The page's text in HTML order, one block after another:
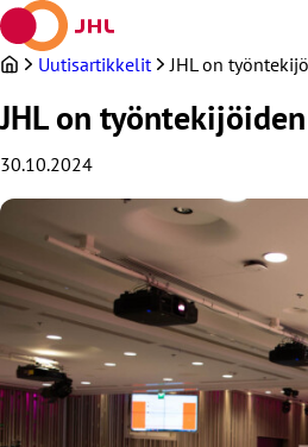
Siirry
sisältöön
Uutisartikkelit JHL on
JHL on
30.10.2024